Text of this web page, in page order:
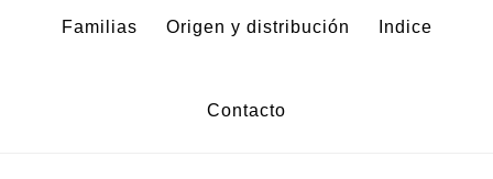
Familias Origen y distribución Indice
Contacto